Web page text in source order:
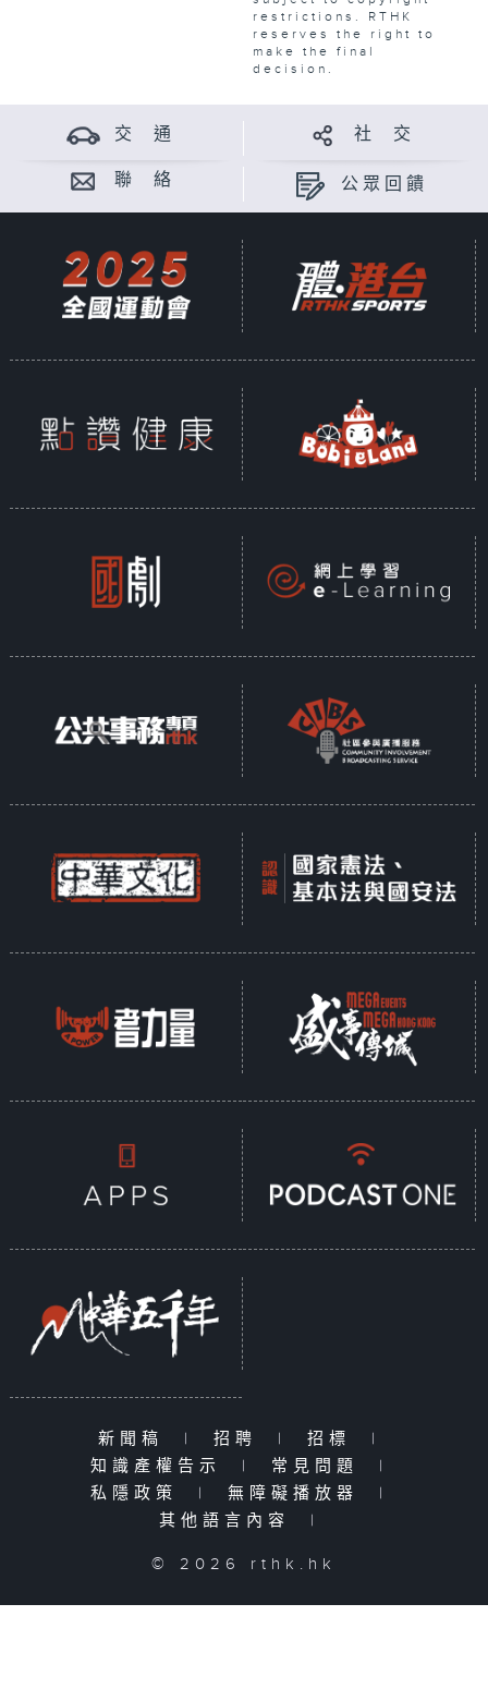
restrictions. RTHK
reserves the right to
make the final
decision.
交 通 社 交
聯 絡 公眾回饋
新聞稿 | 招聘 | 招標
|
知識產權告示
| 常見問題
|
私隱政策
| 無障礙播放器
|
其他語言內容
|
© 2026 rthk.hk